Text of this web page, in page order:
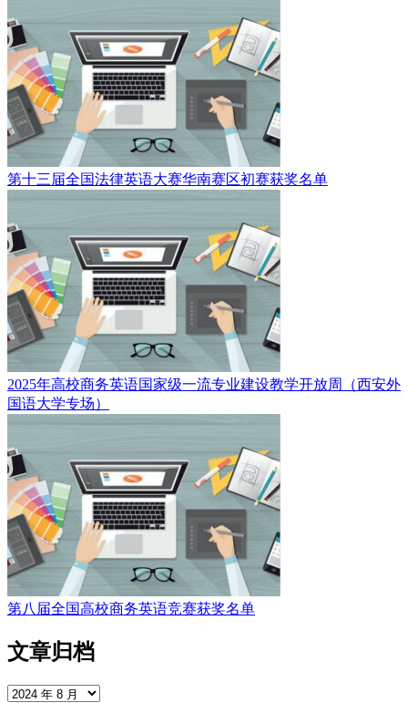
第十三届全国法律英语大赛华南赛区初赛获奖名单
2025年高校商务英语国家级一流专业建设教学开放周（西安外
国语大学专场）
第八届全国高校商务英语竞赛获奖名单
文章归档
文